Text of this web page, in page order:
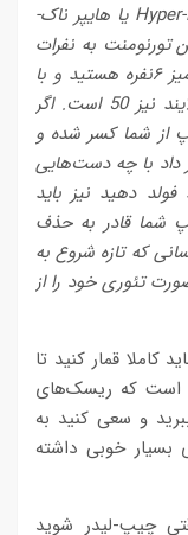
یا هایپر ناک-
جایزه این تورنومنت به نفرات
برتر و ۵۰٪ نیز به بونتی تعلق دارد. در یک میز ۶نفره هستید و با
500 چیپ شروع به بازی می‌کنید، بیگ-بلایند نیز 50 است. اگر
بیگ-بلایند شروع کنید 50 چیپ از شما کسر شده و
داد با چه دست‌هایی
دهید نیز باید
فکر کنید. با داشتن 450 چیپ شما قادر به حذف
که تازه شروع به
تئوری خود را از
کاملا قمار کنید تا
است که ریسک‌های
و سعی کنید به
بسیار خوبی داشته
چیپ-لیدر شوید